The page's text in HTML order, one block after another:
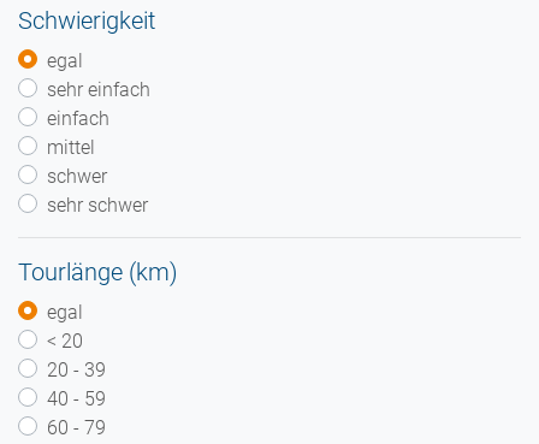
Schwierigkeit
egal
sehr einfach
einfach
mittel
schwer
sehr schwer
Tourlänge (km)
egal
< 20
20 - 39
40 - 59
60 - 79